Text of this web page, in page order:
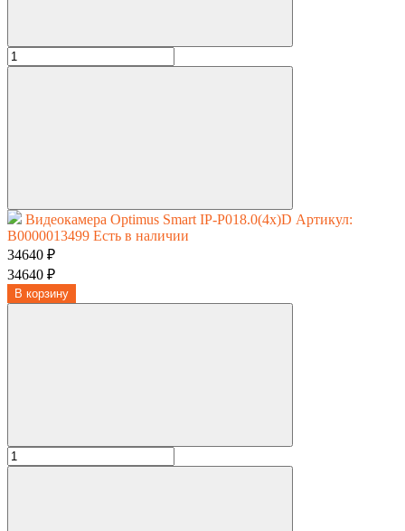
Видеокамера Optimus Smart IP-P018.0(4x)D Артикул:
В0000013499 Есть в наличии
34640 ₽
34640 ₽
В корзину